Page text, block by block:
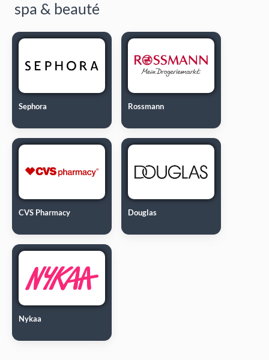
spa & beauté
Sephora Rossmann
CVS Pharmacy Douglas
Nykaa